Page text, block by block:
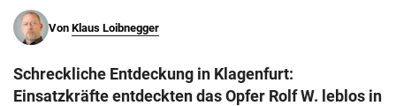
search
eingeben
Von Klaus Loibnegger
Schreckliche Entdeckung in Klagenfurt:
Einsatzkräfte entdeckten das Opfer Rolf W. leblos in